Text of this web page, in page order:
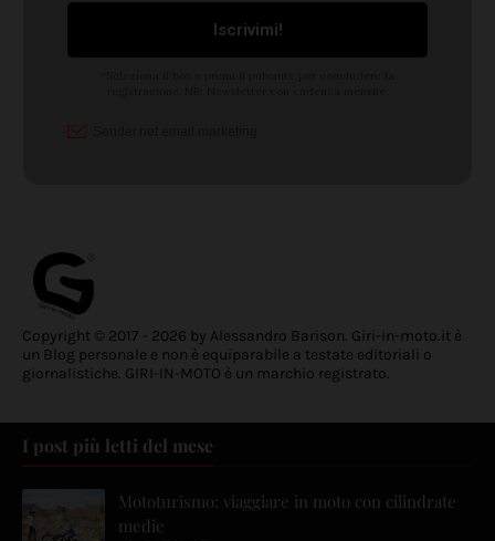
Copyright © 2017 - 2026 by Alessandro Barison. Giri-in-moto.it è
un Blog personale e non è equiparabile a testate editoriali o
giornalistiche. GIRI-IN-MOTO è un marchio registrato.
I post più letti del mese
Mototurismo: viaggiare in moto con cilindrate
medie